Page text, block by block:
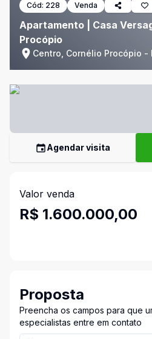
Cód: 228 Venda
Apartamento | Casa
Procópio
Centro, Cornélio Procópio -
Agendar visita
Valor venda
R$ 1.600.000,00
Proposta
Preencha os campos para que
especialistas entre em contato